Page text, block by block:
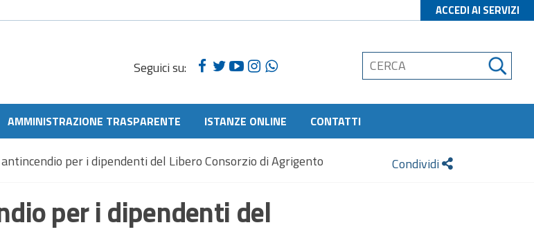
ACCEDI AI SERVIZI
Seguici su:
AMMINISTRAZIONE TRASPARENTE ISTANZE ONLINE CONTATTI
per i dipendenti del Libero Consorzio di Agrigento Condividi
per i dipendenti del